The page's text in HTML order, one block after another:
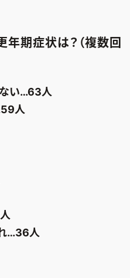
期症状は？（複数回
ない…63人
人
…36人